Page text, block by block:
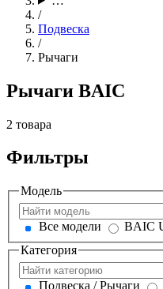
/
Подвеска
/
Рычаги
Рычаги BAIC
2 товара
Фильтры
Модель
Все модели
BAIC
Категория
Подвеска / Рычаги